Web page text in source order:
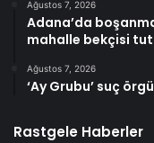
Ağustos 7, 2026
Adana’da
mahalle bekçisi
Ağustos 7, 2026
‘Ay Grubu’ suç
Rastgele Haberler